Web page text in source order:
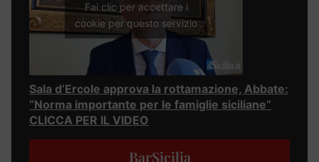
Fai clic per accettare i
cookie per questo servizio
Sala d’Ercole approva la rottamazione, Abbate:
“Norma importante per le famiglie siciliane”
CLICCA PER IL VIDEO
BarSicilia